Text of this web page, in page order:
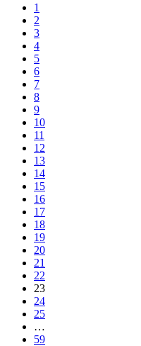
1
2
3
4
5
6
7
8
9
10
11
12
13
14
15
16
17
18
19
20
21
22
23
24
25
…
59